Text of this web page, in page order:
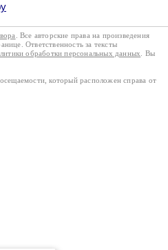
. Все авторские права на произведения
Ответственность за тексты
обработки персональных данных
. Вы
который расположен справа от